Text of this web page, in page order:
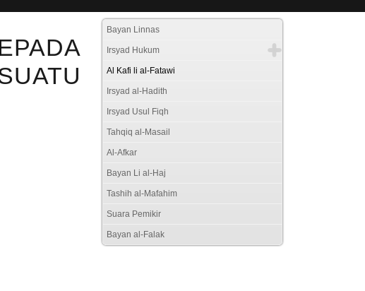
Bayan Linnas
Irsyad Hukum
Al Kafi li al-Fatawi
Irsyad al-Hadith
Irsyad Usul Fiqh
Tahqiq al-Masail
Al-Afkar
Bayan Li al-Haj
Tashih al-Mafahim
Suara Pemikir
Bayan al-Falak